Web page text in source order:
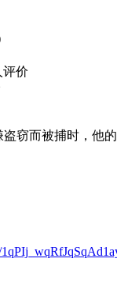
评价
而被捕时，他的